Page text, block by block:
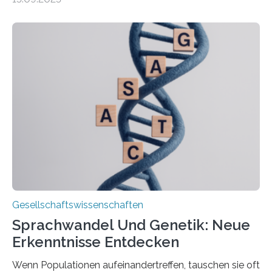
2050 wird eine Zunahme der Pflegebedürftigen auf 9
Wissenschaftler*innen des Deutschen Zentrums für
Altersfragen, des DIW Berlin und der TU Dortmund
aktuelle Pflegearrangements. Besonderes Augenmerk
wurde auf die Unterschiede zwischen Angehörigen-
und Zugehörigenpflege in und außerhalb des eigenen
Haushalts gelegt. Pflege im eigenen Haushalt richtet
sich oft an den/die Partner*in und dies häufig im
Gesellschaftswissenschaften
Sprachwandel Und Genetik: Neue
Erkenntnisse Entdecken
Wenn Populationen aufeinandertreffen, tauschen sie oft